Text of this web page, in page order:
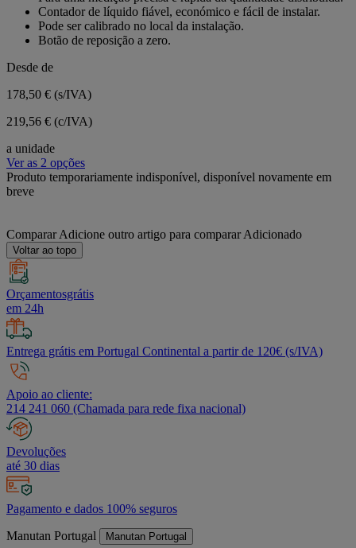
estrelas.
Contador de líquido fiável, económico e fácil de instalar.
Pode ser calibrado no local da instalação.
Botão de reposição a zero.
Desde de
178,50 € (s/IVA)
219,56 € (c/IVA)
a unidade
Ver as 2 opções
Produto temporariamente indisponível, disponível novamente em
breve
Comparar Adicione outro artigo para comparar Adicionado
Voltar ao topo
Orçamentosgrátis
em 24h
Entrega grátis em Portugal Continental a partir de 120€ (s/IVA)
Apoio ao cliente:
214 241 060 (Chamada para rede fixa nacional)
Devoluções
até 30 dias
Pagamento e dados 100% seguros
Manutan Portugal
Manutan Portugal